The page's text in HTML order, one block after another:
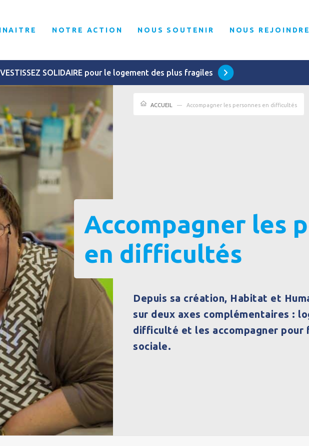
NOTRE ACTION NOUS SOUTENIR NOUS REJOINDRE
SOLIDAIRE pour le logement des plus fragiles
ACCUEIL Accompagner les personnes en difficultés
Accompagner les
en difficultés
Depuis sa création, Habitat et
sur deux axes complémentaires :
difficulté et les accompagner pour
sociale.